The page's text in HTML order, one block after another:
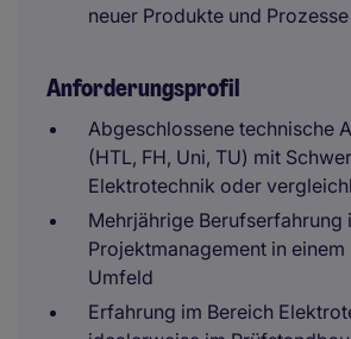
neuer Produkte und Prozesse
Anforderungsprofil
Abgeschlossene technische
(HTL, FH, Uni, TU) mit
Elektrotechnik oder
Mehrjährige Berufserfahrung
Projektmanagement in
Umfeld
Erfahrung im Bereich